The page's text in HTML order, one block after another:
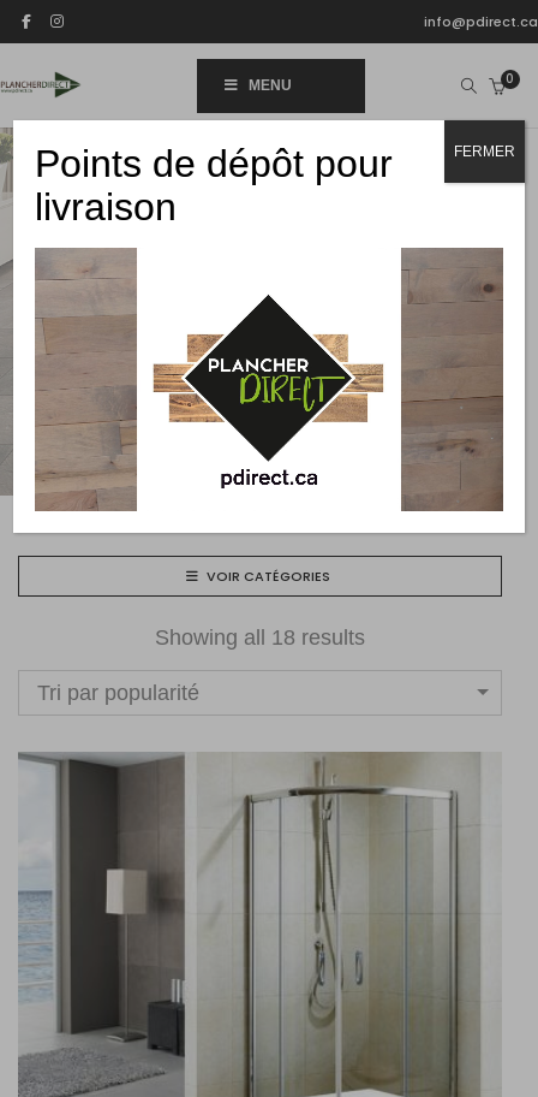
info@pdirect.ca
MENU 0
Tout pour la maison
DOUCHE EN VERRE
VOIR CATÉGORIES
Showing all 18 results
Tri par popularité
Points de dépôt pour
livraison
FERMER